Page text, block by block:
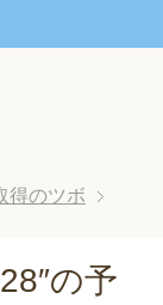
得のツボ
の予